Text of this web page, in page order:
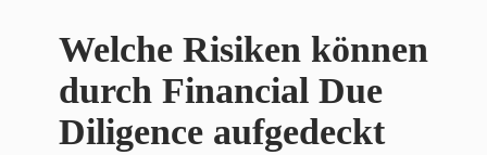
Welche Risiken können
durch Financial Due
Diligence aufgedeckt